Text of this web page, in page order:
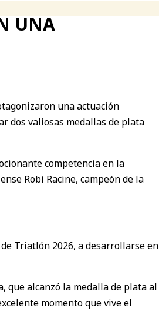
UNA
una actuación
dos valiosas medallas de plata
competencia en la
Robi Racine, campeón de la
Triatlón 2026, a desarrollarse en
que alcanzó la medalla de plata al
momento que vive el